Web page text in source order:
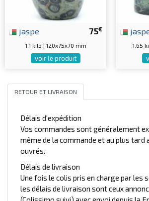
75€
jaspe
1.1 kilo | 120x75x70 mm
voir le produit
1.65
RETOUR ET LIVRAISON
Délais d'expédition
Vos commandes sont généralement
même de la commande et au plus tard
ouvrés.
Délais de livraison
Une fois le colis pris en charge par les
les délais de livraison sont ceux